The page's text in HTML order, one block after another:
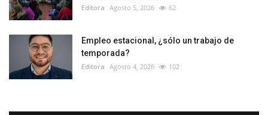
Editora Agosto 5, 2026 62
Empleo estacional, ¿sólo un trabajo de
temporada?
Editora Agosto 4, 2026 102